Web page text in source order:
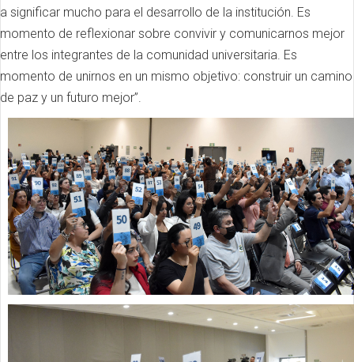
a significar mucho para el desarrollo de la institución. Es
momento de reflexionar sobre convivir y comunicarnos mejor
entre los integrantes de la comunidad universitaria. Es
momento de unirnos en un mismo objetivo: construir un camino
de paz y un futuro mejor”.